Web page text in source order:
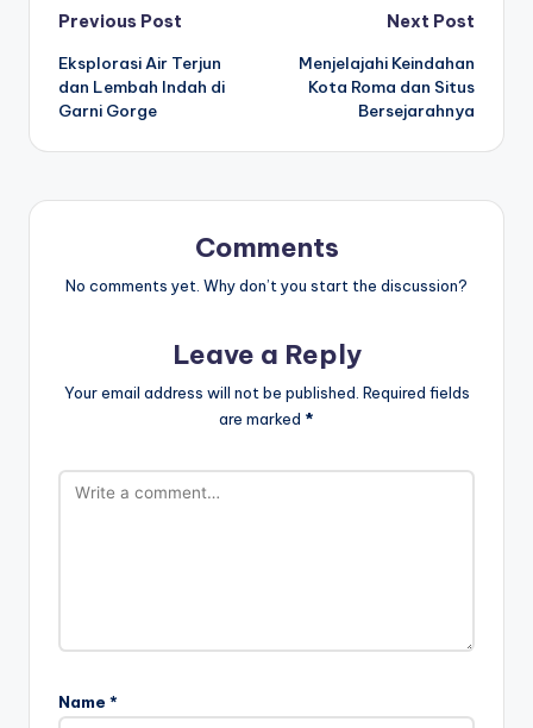
Post
navigation
Previous Post
Eksplorasi Air Terjun
dan Lembah Indah di
Garni Gorge
Next Post
Menjelajahi Keindahan
Kota Roma dan Situs
Bersejarahnya
Comments
No comments yet. Why don’t you start the discussion?
Leave a Reply
Your email address will not be published. Required fields
are marked *
Name *